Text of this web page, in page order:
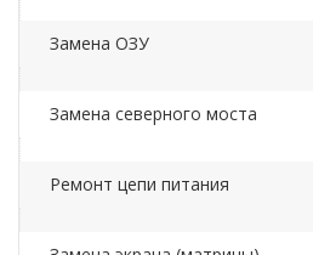
Замена ОЗУ
Замена северного моста
Ремонт цепи питания